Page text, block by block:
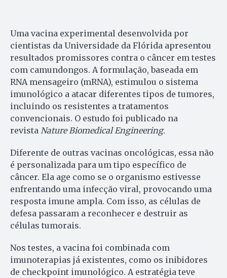
Uma vacina experimental desenvolvida por
cientistas da Universidade da Flórida apresentou
resultados promissores contra o câncer em testes
com camundongos. A formulação, baseada em
RNA mensageiro (mRNA), estimulou o sistema
imunológico a atacar diferentes tipos de tumores,
incluindo os resistentes a tratamentos
convencionais. O estudo foi publicado na
revista Nature Biomedical Engineering.
Diferente de outras vacinas oncológicas, essa não
é personalizada para um tipo específico de
câncer. Ela age como se o organismo estivesse
enfrentando uma infecção viral, provocando uma
resposta imune ampla. Com isso, as células de
defesa passaram a reconhecer e destruir as
células tumorais.
Nos testes, a vacina foi combinada com
imunoterapias já existentes, como os inibidores
de checkpoint imunológico. A estratégia teve